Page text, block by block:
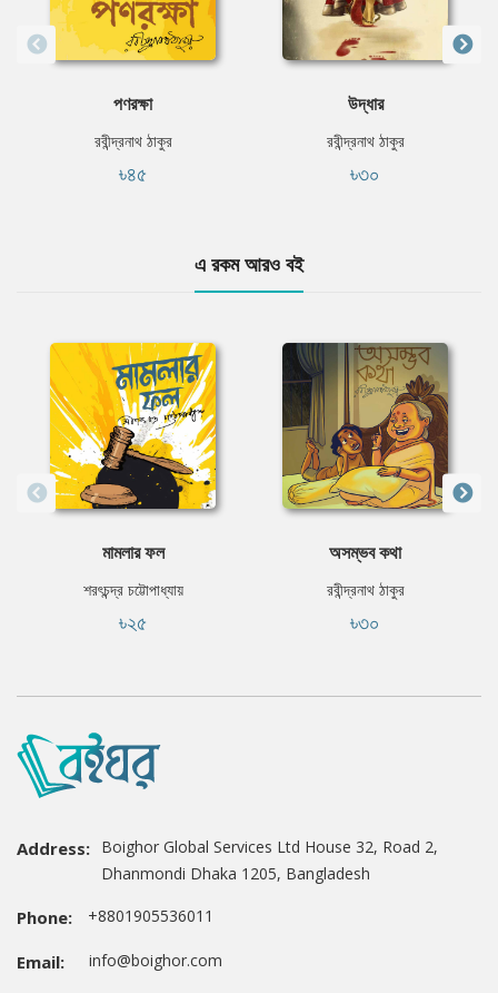
পণরক্ষা
রবীন্দ্রনাথ ঠাকুর
৳৪৫
উদ্ধার
রবীন্দ্রনাথ ঠাকুর
৳৩০
এ রকম আরও বই
মামলার ফল
শরৎচন্দ্র চট্টোপাধ্যায়
৳২৫
অসম্ভব কথা
রবীন্দ্রনাথ ঠাকুর
৳৩০
Address: Boighor Global Services Ltd House 32, Road 2,
Dhanmondi Dhaka 1205, Bangladesh
Phone: +8801905536011
Email: info@boighor.com